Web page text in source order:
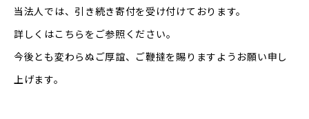
当法人では、引き続き寄付を受け付けております。
詳しくはこちら をご参照ください。
今後とも変わらぬご厚誼、ご鞭撻を賜りますようお願い申し
上げます。